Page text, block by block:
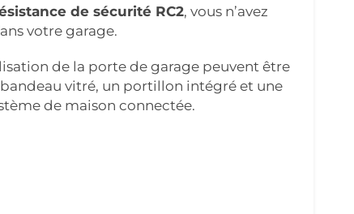
de sécurité RC2, vous n’avez
votre garage.
de la porte de garage peuvent être
vitré, un portillon intégré et une
de maison connectée.